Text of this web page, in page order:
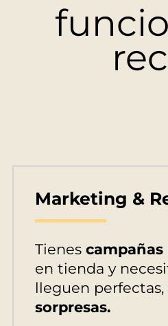
Marketing &
Tienes
en tienda y
lleguen perfectas,
sorpresas.